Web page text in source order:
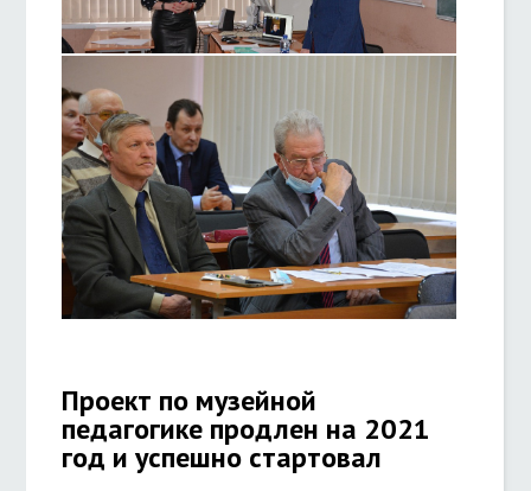
Проект по музейной
педагогике продлен на 2021
год и успешно стартовал